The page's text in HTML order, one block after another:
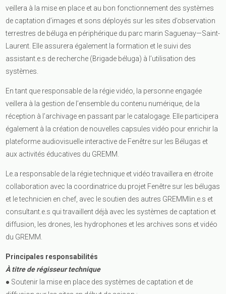
veillera à la mise en place et au bon fonctionnement des systèmes
de captation d’images et sons déployés sur les sites d’observation
terrestres de béluga en périphérique du parc marin Saguenay—Saint-
Laurent. Elle assurera également la formation et le suivi des
assistant.e.s de recherche (Brigade béluga) à l’utilisation des
systèmes.
En tant que responsable de la régie vidéo, la personne engagée
veillera à la gestion de l’ensemble du contenu numérique, de la
réception à l’archivage en passant par le catalogage. Elle participera
également à la création de nouvelles capsules vidéo pour enrichir la
plateforme audiovisuelle interactive de Fenêtre sur les Bélugas et
aux activités éducatives du GREMM.
Le.a responsable de la régie technique et vidéo travaillera en étroite
collaboration avec la coordinatrice du projet Fenêtre sur les bélugas
et le technicien en chef, avec le soutien des autres GREMMlin.e.s et
consultant.e.s qui travaillent déjà avec les systèmes de captation et
diffusion, les drones, les hydrophones et les archives sons et vidéo
du GREMM.
Principales responsabilités
À titre de régisseur technique
● Soutenir la mise en place des systèmes de captation et de